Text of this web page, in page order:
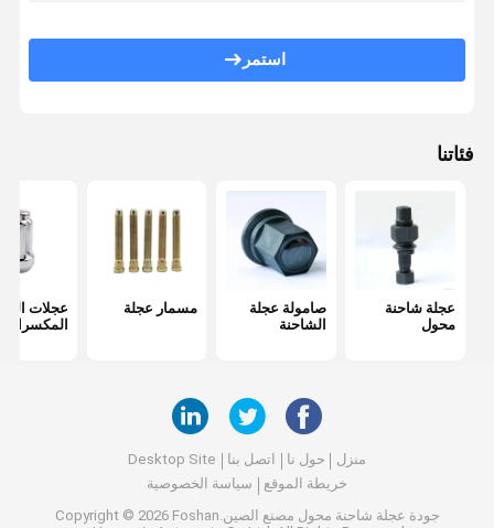
مركز الترباس
مسامير وصواميل
أدوات الأجهزة
مُمتص الصدمات
فاصل العجلة
استمر
فئاتنا
عجلة شاحنة
محول
صامولة عجلة
الشاحنة
مسمار عجلة
عجلات
المكسرات
منزل حول نا اتصل بنا
Desktop Site
خريطة الموقع
سياسة الخصوصية
جودة عجلة شاحنة محول
مصنع الصين.Copyright © 2026 Foshan